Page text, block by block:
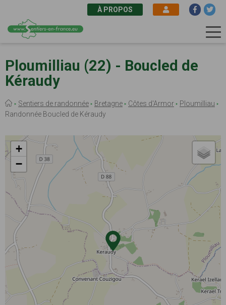
au
contenu
principal
À PROPOS
Ploumilliau (22) - Boucled de
Kéraudy
Fil
d'Ariane
Sentiers de randonnée Bretagne Côtes d'Armor
Ploumilliau
Randonnée Boucled de Kéraudy
+
−